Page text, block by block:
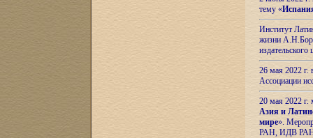
тему «
Институт
жизни
26 мая 2022
Ассоциации
20 мая 2022
Азия и
мире».
РАН, ИДВ